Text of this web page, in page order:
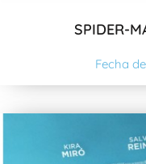
SPIDER-
Fecha